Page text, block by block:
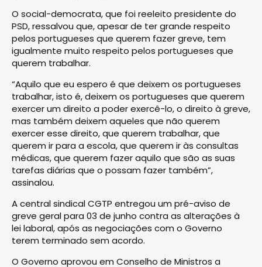
O social-democrata, que foi reeleito presidente do
PSD, ressalvou que, apesar de ter grande respeito
pelos portugueses que querem fazer greve, tem
igualmente muito respeito pelos portugueses que
querem trabalhar.
“Aquilo que eu espero é que deixem os portugueses
trabalhar, isto é, deixem os portugueses que querem
exercer um direito a poder exercê-lo, o direito à greve,
mas também deixem aqueles que não querem
exercer esse direito, que querem trabalhar, que
querem ir para a escola, que querem ir às consultas
médicas, que querem fazer aquilo que são as suas
tarefas diárias que o possam fazer também”,
assinalou.
A central sindical CGTP entregou um pré-aviso de
greve geral para 03 de junho contra as alterações à
lei laboral, após as negociações com o Governo
terem terminado sem acordo.
O Governo aprovou em Conselho de Ministros a